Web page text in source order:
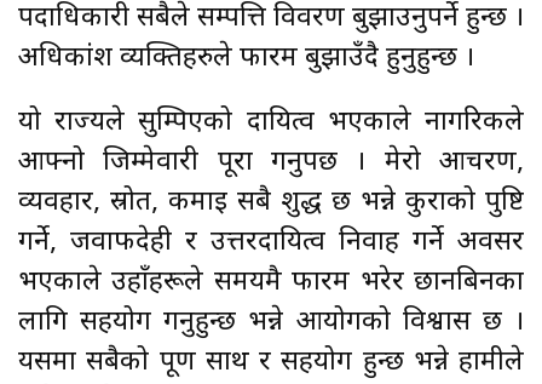
पदाधिकारी सबैले सम्पत्ति विवरण बुझाउनुपर्ने हुन्छ ।
अधिकांश व्यक्तिहरुले फारम बुझाउँदै हुनुहुन्छ ।
यो राज्यले सुम्पिएको दायित्व भएकाले नागरिकले
आफ्नो जिम्मेवारी पूरा गर्नुपर्छ । मेरो आचरण,
व्यवहार, स्रोत, कमाई सबै शुद्ध छ भन्ने कुराको पुष्टि
गर्ने, जवाफदेही र उत्तरदायित्व निर्वाह गर्ने अवसर
भएकाले उहाँहरूले समयमै फारम भरेर छानबिनका
लागि सहयोग गर्नुहुन्छ भन्ने आयोगको विश्वास छ ।
यसमा सबैको पूर्ण साथ र सहयोग हुन्छ भन्ने हामीले